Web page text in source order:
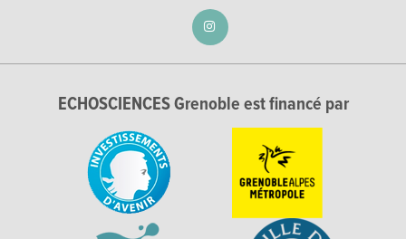
ECHOSCIENCES Grenoble est financé par